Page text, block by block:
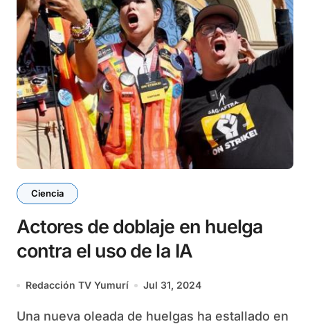
Ciencia
Actores de doblaje en huelga
contra el uso de la IA
Redacción TV Yumurí Jul 31, 2024
Una nueva oleada de huelgas ha estallado en